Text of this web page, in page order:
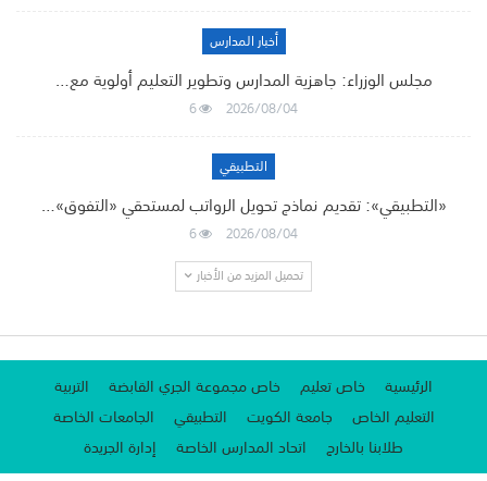
أخبار المدارس
مجلس الوزراء: جاهزية المدارس وتطوير التعليم أولوية مع…
2026/08/04
6
التطبيقي
«التطبيقي»: تقديم نماذج تحويل الرواتب لمستحقي «التفوق»…
2026/08/04
6
تحميل المزيد من الأخبار
الرئيسية خاص تعليم خاص مجموعة الجري القابضة
التربية
التعليم الخاص
جامعة الكويت التطبيقي
الجامعات الخاصة
طلابنا بالخارج
اتحاد المدارس الخاصة إدارة الجريدة